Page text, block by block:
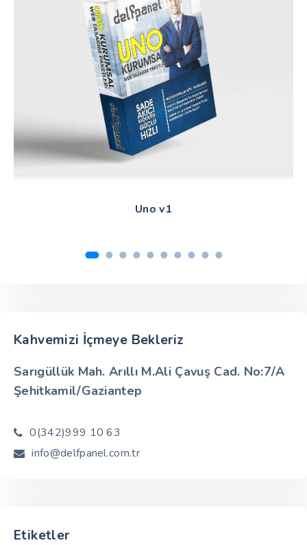
Uno v1
Kahvemizi İçmeye Bekleriz
Sarıgüllük Mah. Arıllı M.Ali Çavuş Cad. No:7/A
Şehitkamil/Gaziantep
0(342)999 10 63
info@delfpanel.com.tr
Etiketler